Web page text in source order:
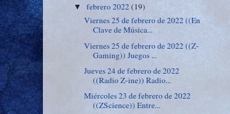
▼febrero 2022(19)
Viernes 25 de febrero de 2022 ((En
Clave de Música...
Viernes 25 de febrero de 2022 ((Z-
Gaming)) Juegos ...
Jueves 24 de febrero de 2022
((Radio Z-ine)) Radio...
Miércoles 23 de febrero de 2022
((ZScience)) Entre...